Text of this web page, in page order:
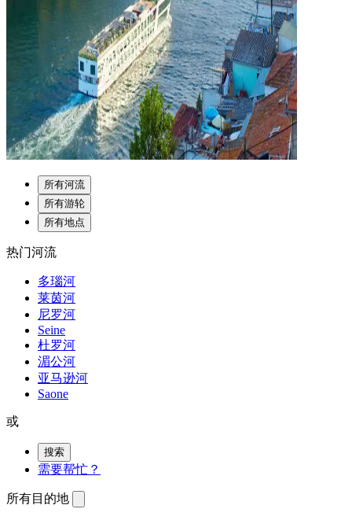
所有河流
所有游轮
所有地点
热门河流
多瑙河
莱茵河
尼罗河
Seine
杜罗河
湄公河
亚马逊河
Saone
或
搜索
需要帮忙？
所有目的地